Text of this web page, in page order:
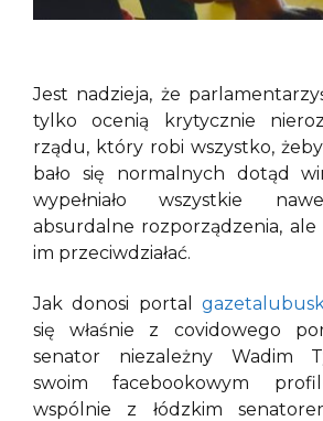
Jest nadzieja, że
tylko ocenią krytycznie
rządu, który robi wszystko,
bało się normalnych dotąd
wypełniało wszystkie
absurdalne rozporządzenia, ale
im przeciwdziałać.
Jak donosi portal
się właśnie z covidowego
senator niezależny Wadim
swoim facebookowym
wspólnie z łódzkim